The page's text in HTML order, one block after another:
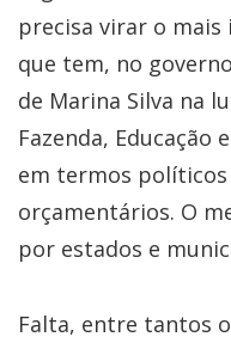
precisa virar o
que tem, no
de Marina Silva na
Fazenda, Educação
em termos
orçamentários. O
por estados e
Falta, entre tantos